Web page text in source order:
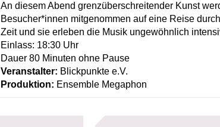
An diesem Abend grenzüberschreitender Kunst
Besucher*innen mitgenommen auf eine Reise
Zeit und sie erleben die Musik ungewöhnlich
Einlass: 18:30 Uhr
Dauer 80 Minuten ohne Pause
Veranstalter: Blickpunkte e.V.
Produktion: Ensemble Megaphon